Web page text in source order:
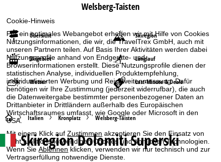
Cookie-Hinweis
Für ein optimales Webangebot erheben wir mit Hilfe von Cookies
Nutzungsinformationen, die wir, die TravelTrex GmbH, auch mit
unseren Partnern teilen. Auf Basis Ihrer Aktivitäten werden dabei
Nutzungsprofile anhand von Endgeräte- und
Browserinformationen erstellt. Diese Nutzungsprofile dienen der
statistischen Analyse, individuellen Produktempfehlung,
individualisierten Werbung und Reichweitenmessung. Dafür
benötigen wir Ihre Zustimmung (jederzeit widerrufbar), die auch
die Datenweitergabe bestimmter personenbezogener Daten an
Drittanbieter in Drittländern außerhalb des Europäischen
Wirtschaftsraumes umfasst, wie Google oder Microsoft in den
USA.
Mit einem Klick aufZustimmen akzeptieren Sie den Einsatz von
nicht funktionsnotwendigen Cookies und ähnlichen Technologien.
Wenn SieAblehnen klicken, verwenden wir nur technisch und zur
Vertragserfüllung notwendige Dienste.
Welsberg-Taisten
Übersicht Skiregion
Skigebiet Langlauf
Wetter Last-Minute & Deals
S
t
a
Italien Kronplatz Welsberg-Taisten
Skiregion Dolomiti Superski